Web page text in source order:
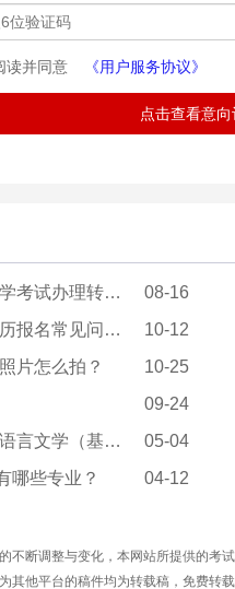
读并同意 《用户服务协议》
点击查看意
08-16
办理转考工作
10-12
名常见问题？
10-25
片怎么拍？
09-24
05-04
基础科）（专...
04-12
哪些专业？
不断调整与变化，本网站所提供的考
其他平台的稿件均为转载稿，免费